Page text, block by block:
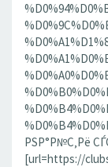
РЅР°Р№С‚Рё
[url=https://